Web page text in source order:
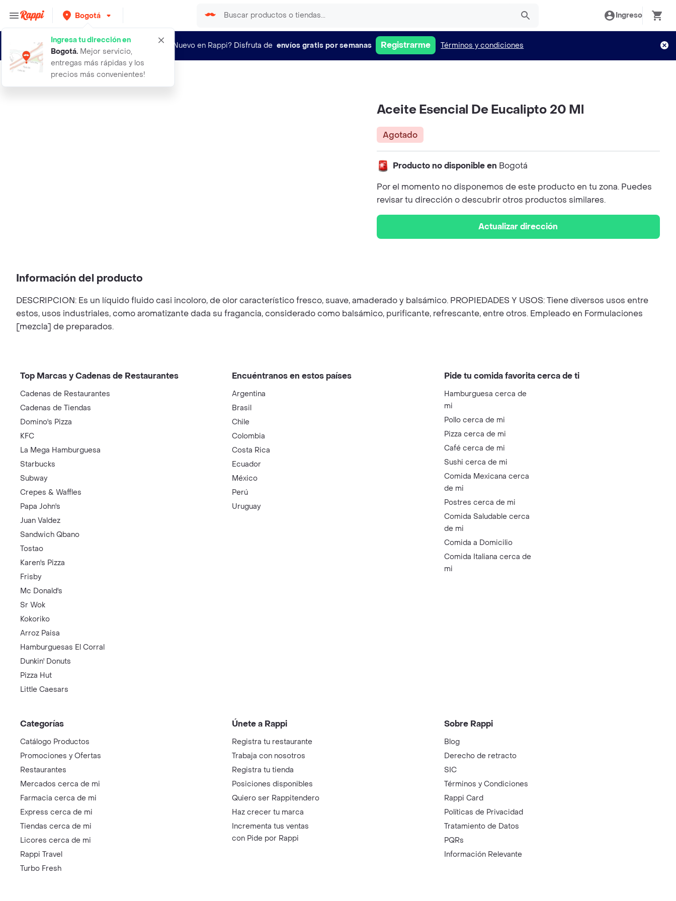
Bogotá
Ingresa tu dirección en
Bogotá. Mejor servicio,
entregas más rápidas y los
precios más convenientes!
Ingreso
¿Nuevo en Rappi? Disfruta de envíos gratis por semanas Registrarme Términos y condiciones
aceite esencial de eucalipto 20 ml
Aceite Esencial De Eucalipto 20 Ml
Agotado
Producto no disponible en Bogotá
Por el momento no disponemos de este producto en tu zona. Puedes
revisar tu dirección o descubrir otros productos similares.
Actualizar dirección
Información del producto
DESCRIPCION: Es un líquido fluido casi incoloro, de olor característico fresco, suave, amaderado y balsámico. PROPIEDADES Y USOS: Tiene diversos usos entre
estos, usos industriales, como aromatizante dada su fragancia, considerado como balsámico, purificante, refrescante, entre otros. Empleado en Formulaciones
[mezcla] de preparados.
Top Marcas y Cadenas de Restaurantes
Cadenas de Restaurantes
Cadenas de Tiendas
Domino's Pizza
KFC
La Mega Hamburguesa
Starbucks
Subway
Crepes & Waffles
Papa John's
Juan Valdez
Sandwich Qbano
Tostao
Karen's Pizza
Frisby
Mc Donald's
Sr Wok
Kokoriko
Arroz Paisa
Hamburguesas El Corral
Dunkin' Donuts
Pizza Hut
Little Caesars
Encuéntranos en estos países
Argentina
Brasil
Chile
Colombia
Costa Rica
Ecuador
México
Perú
Uruguay
Pide tu comida favorita cerca de ti
Hamburguesa cerca de
mi
Pollo cerca de mi
Pizza cerca de mi
Café cerca de mi
Sushi cerca de mi
Comida Mexicana cerca
de mi
Postres cerca de mi
Comida Saludable cerca
de mi
Comida a Domicilio
Comida Italiana cerca de
mi
Categorías
Catálogo Productos
Promociones y Ofertas
Restaurantes
Mercados cerca de mi
Farmacia cerca de mi
Express cerca de mi
Tiendas cerca de mi
Licores cerca de mi
Rappi Travel
Turbo Fresh
Únete a Rappi
Registra tu restaurante
Trabaja con nosotros
Registra tu tienda
Posiciones disponibles
Quiero ser Rappitendero
Haz crecer tu marca
Incrementa tus ventas
con Pide por Rappi
Sobre Rappi
Blog
Derecho de retracto
SIC
Términos y Condiciones
Rappi Card
Políticas de Privacidad
Tratamiento de Datos
PQRs
Información Relevante